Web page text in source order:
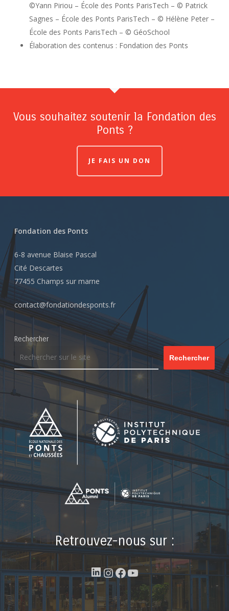
©Yann Piriou – École des Ponts ParisTech – © Patrick
Sagnes – École des Ponts ParisTech – © Hélène Peter –
École des Ponts ParisTech – © GéoSchool
Élaboration des contenus : Fondation des Ponts
Vous souhaitez soutenir la Fondation des
Ponts ?
JE FAIS UN DON
Fondation des Ponts
6-8 avenue Blaise Pascal
Cité Descartes
77455 Champs sur marne
contact@fondationdesponts.fr
Rechercher
Rechercher
Retrouvez-nous sur :
LinkedIn
Instagram
Facebook
YouTube